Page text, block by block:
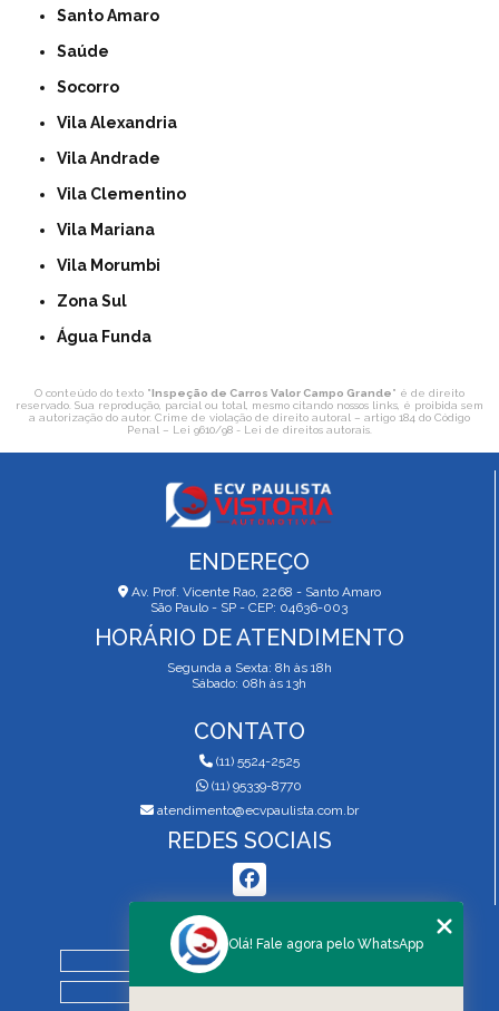
Santo Amaro
Saúde
Socorro
Vila Alexandria
Vila Andrade
Vila Clementino
Vila Mariana
Vila Morumbi
Zona Sul
Água Funda
O conteúdo do texto "Inspeção de Carros Valor Campo Grande" é de direito
reservado. Sua reprodução, parcial ou total, mesmo citando nossos links, é proibida sem
a autorização do autor. Crime de violação de direito autoral – artigo 184 do Código
Penal – Lei 9610/98 - Lei de direitos autorais
ENDEREÇO
Av. Prof. Vicente Rao, 2268 - Santo Amaro
São Paulo - SP - CEP: 04636-003
HORÁRIO DE ATENDIMENTO
Segunda a Sexta: 8h às 18h
Sábado: 08h às 13h
CONTATO
(11) 5524-2525
(11) 95339-8770
atendimento@ecvpaulista.com.br
REDES SOCIAIS
MENU
QUEM SOMOS
Olá! Fale agora pelo WhatsApp